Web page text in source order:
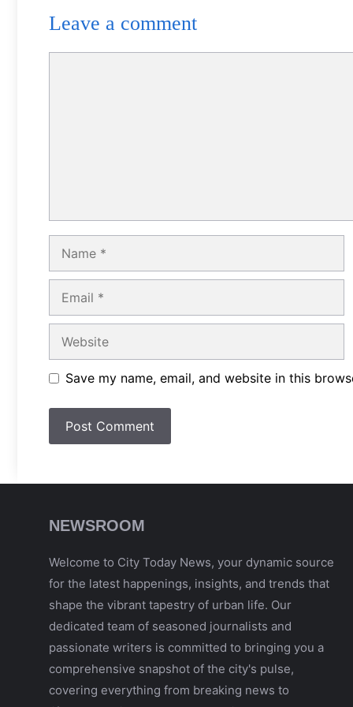
Leave a comment
Name
Email
Website
Save my name, email, and website in this
NEWSROOM
Welcome to City Today News, your dynamic source
for the latest happenings, insights, and trends that
shape the vibrant tapestry of urban life. Our
dedicated team of seasoned journalists and
passionate writers is committed to bringing you a
comprehensive snapshot of the city's pulse,
covering everything from breaking news to